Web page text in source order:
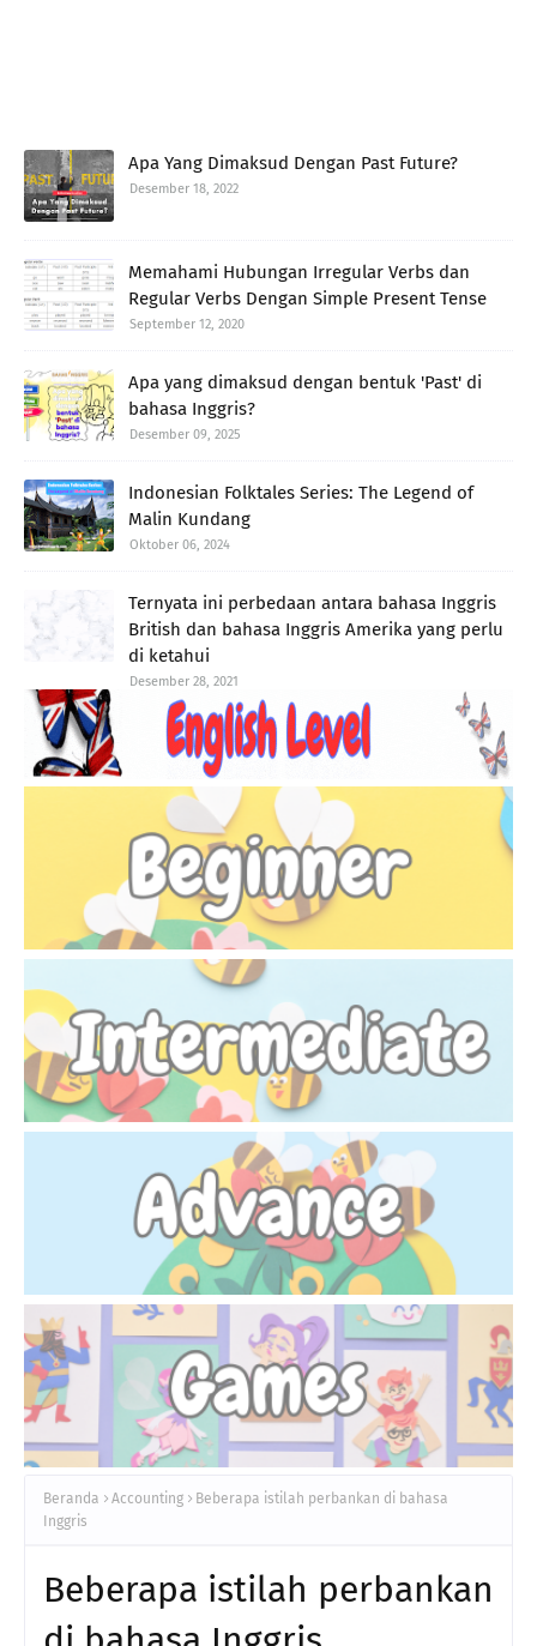
Apa Yang Dimaksud Dengan Past Future?
Desember 18, 2022
Memahami Hubungan Irregular Verbs dan
Regular Verbs Dengan Simple Present Tense
September 12, 2020
Apa yang dimaksud dengan bentuk 'Past' di
bahasa Inggris?
Desember 09, 2025
Indonesian Folktales Series: The Legend of
Malin Kundang
Oktober 06, 2024
Ternyata ini perbedaan antara bahasa Inggris
British dan bahasa Inggris Amerika yang perlu
di ketahui
Desember 28, 2021
Beranda Accounting
Beberapa istilah perbankan di bahasa
Inggris
Beberapa istilah perbankan